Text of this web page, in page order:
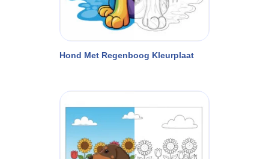
Hond Met Regenboog Kleurplaat